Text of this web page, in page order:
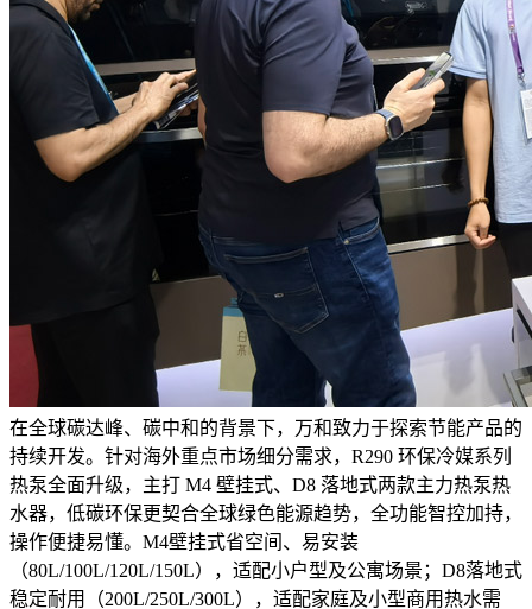
在全球碳达峰、碳中和的背景下，万和致力于探索节能产品的
持续开发。针对海外重点市场细分需求，R290 环保冷媒系列
热泵全面升级，主打 M4 壁挂式、D8 落地式两款主力热泵热
水器，低碳环保更契合全球绿色能源趋势，全功能智控加持，
操作便捷易懂。M4壁挂式省空间、易安装
（80L/100L/120L/150L），适配小户型及公寓场景；D8落地式
稳定耐用（200L/250L/300L），适配家庭及小型商用热水需